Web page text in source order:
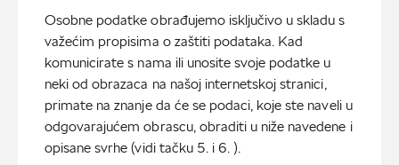
Osobne podatke obrađujemo isključivo u skladu s
važećim propisima o zaštiti podataka. Kad
komunicirate s nama ili unosite svoje podatke u
neki od obrazaca na našoj internetskoj stranici,
primate na znanje da će se podaci, koje ste naveli u
odgovarajućem obrascu, obraditi u niže navedene i
opisane svrhe (vidi tačku 5. i 6. ).